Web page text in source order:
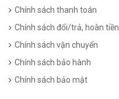
Chính sách thanh toán
Chính sách đổi/trả, hoàn tiền
Chính sách vận chuyển
Chính sách bảo hành
Chính sách bảo mật